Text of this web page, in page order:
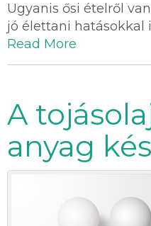
Ugyanis ősi ételről
jó élettani hatásokkal
Read More
A
anyag